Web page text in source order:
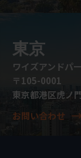
東京
ワイズアンドパ
〒105-0001
東京都港区虎ノ
お問い合わせ